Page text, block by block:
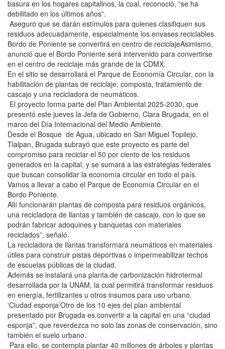
basura en los hogares capitalinos, la cual, reconoció, “se ha
debilitado en los últimos años”.
Aseguró que se darán estímulos para quienes clasifiquen sus
residuos adecuadamente, especialmente los envases reciclables.
Bordo de Poniente se convertirá en centro de reciclajeAsimismo,
anunció que el Bordo Poniente será intervenido para convertirse
en el centro de reciclaje más grande de la CDMX.
En el sitio se desarrollará el Parque de Economía Circular, con la
habilitación de plantas de reciclaje, composta, tratamiento de
cascajo y una recicladora de neumáticos.
El proyecto forma parte del Plan Ambiental 2025-2030, que
presentó este jueves la Jefa de Gobierno, Clara Brugada, en el
marco del Día Internacional del Medio Ambiente.
Desde el Bosque de Agua, ubicado en San Miguel Topilejo,
Tlalpan, Brugada subrayó que este proyecto es parte del
compromiso para reciclar el 50 por ciento de los residuos
generados en la capital, y se sumará a las estrategias federales
que buscan consolidar la economía circular en todo el país.
Vamos a llevar a cabo el Parque de Economía Circular en el
Bordo Poniente.
Allí funcionarán plantas de composta para residuos orgánicos,
una recicladora de llantas y también de cascajo, con lo que se
podrán fabricar adoquines y banquetas con materiales
reciclados”, señaló.
La recicladora de llantas transformará neumáticos en materiales
útiles para construir pistas deportivas o impermeabilizar techos
de escuelas públicas de la ciudad.
Además se instalará una planta de carbonización hidrotermal
desarrollada por la UNAM, la cual permitirá transformar residuos
en energía, fertilizantes u otros insumos para uso urbano.
‘Ciudad esponja’Otro de los 10 ejes del plan ambiental
presentado por Brugada es convertir a la capital en una “ciudad
esponja”, que reverdezca no solo las zonas de conservación, sino
también el suelo urbano.
Para ello, se contempla plantar 40 millones de árboles y plantas